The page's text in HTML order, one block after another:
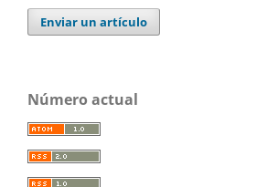
Enviar un artículo
Número actual